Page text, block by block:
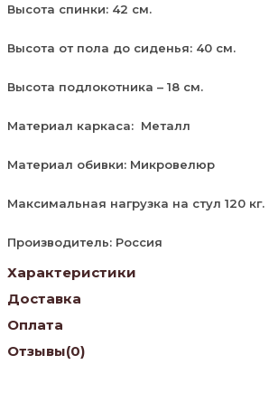
Высота спинки: 42 см.
Высота от пола до сиденья: 40 см.
Высота подлокотника – 18 см.
Материал каркаса: Металл
Материал обивки: Микровелюр
Максимальная нагрузка на стул 120 кг.
Производитель: Россия
Характеристики
Доставка
Оплата
Отзывы(0)